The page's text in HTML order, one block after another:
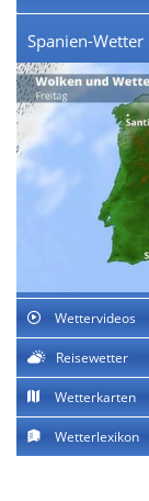
Spanien-Wetter
Wettervideos
Reisewetter
Wetterkarten
Wetterlexikon